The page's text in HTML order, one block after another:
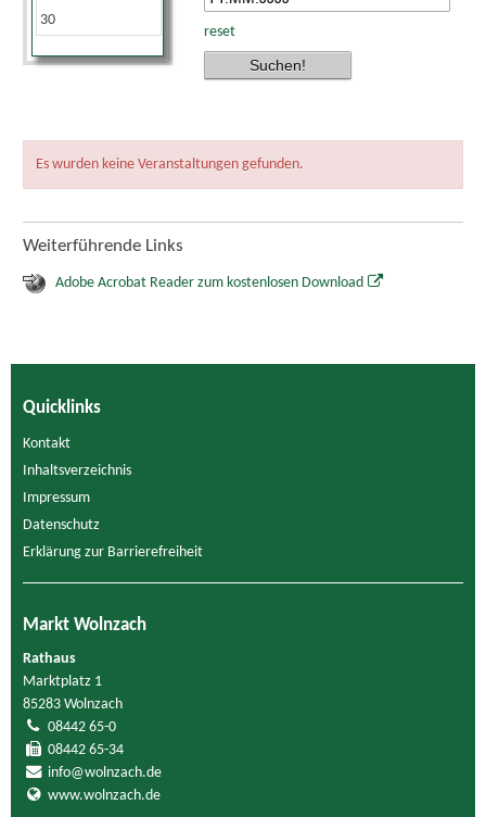
30
reset
Es wurden keine Veranstaltungen gefunden.
Weiterführende Links
Adobe Acrobat Reader zum kostenlosen Download
Quicklinks
Kontakt
Inhaltsverzeichnis
Impressum
Datenschutz
Erklärung zur Barrierefreiheit
Markt Wolnzach
Rathaus
Marktplatz 1
85283 Wolnzach
08442 65-0
08442 65-34
info@wolnzach.de
www.wolnzach.de